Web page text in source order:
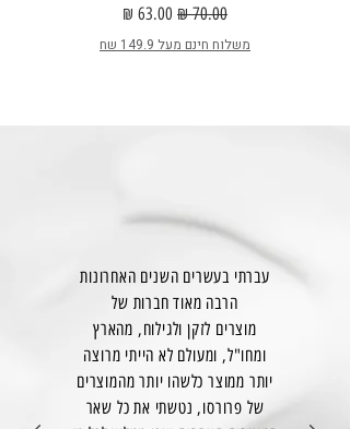
מחיר רגיל מחיר מבצע
משלוח חינם מעל 149.9 שח
עברתי בעשרים השנים האחרונות
הרבה מאוד חברות של
מוצרים לזקן ולגילוח, מהארץ
ומחו"ל, ומעולם לא הייתי מרוצה
יותר ממוצר כלשהו יותר מהמוצרים
של פרורסו, נטשתי את כל שאר